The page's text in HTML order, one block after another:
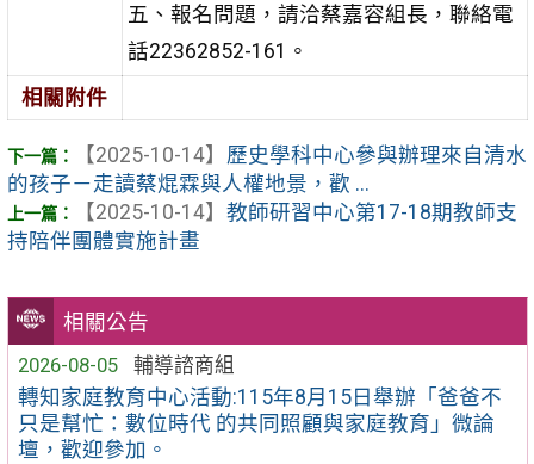
相關公告
2026-08-05
輔導諮商組
轉知家庭教育中心活動:115年8月15日舉辦「爸爸不
只是幫忙：數位時代 的共同照顧與家庭教育」微論
壇，歡迎參加。
五、報名問題，請洽蔡嘉容組長，聯絡電
話22362852-161。
相關附件
【2025-10-14】 歷史學科中心參與辦理來自清水
的孩子－走讀蔡焜霖與人權地景，歡 ...
【2025-10-14】 教師研習中心第17-18期教師支
持陪伴團體實施計畫